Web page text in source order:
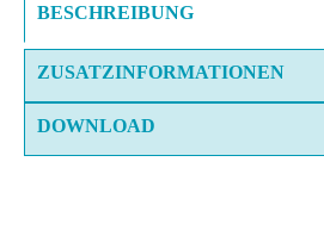
BESCHREIBUNG
ZUSATZINFORMATIONEN
DOWNLOAD